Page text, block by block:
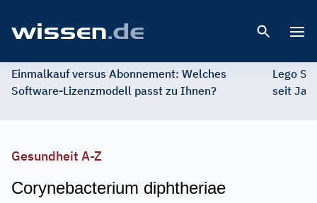
Einmalkauf versus Abonnement: Welches
Software-Lizenzmodell passt zu Ihnen?
Lego
seit
Gesundheit A-Z
Corynebacterium diphtheriae